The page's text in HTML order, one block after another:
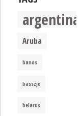
argentina
Aruba
banos
basszje
belarus